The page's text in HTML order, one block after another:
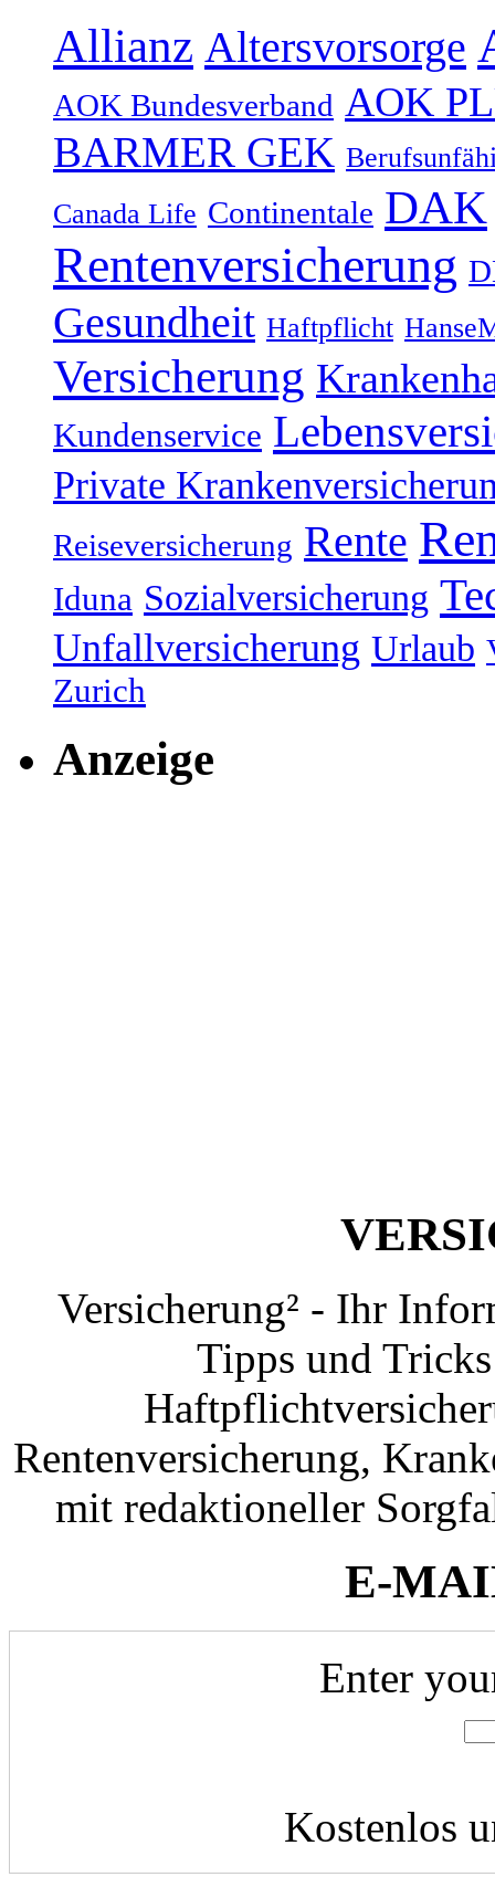
Allianz Altersvorsorge
AOK Bundesverband AOK
BARMER GEK
Canada Life Continentale DAK
Rentenversicherung
Gesundheit Haftpflicht
Versicherung
Kundenservice
Private
Reiseversicherung Rente
Iduna Sozialversicherung
Unfallversicherung Urlaub
Zurich
Anzeige
Versicherung² - Ihr
Tipps und
Rentenversicherung,
mit redaktioneller
E-
Enter
Kostenlos